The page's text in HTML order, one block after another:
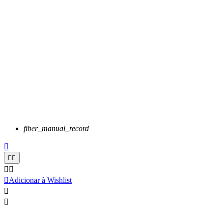
fiber_manual_record

 
 
Adicionar à Wishlist

